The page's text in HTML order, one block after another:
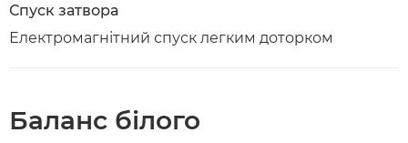
Спуск затвора
Електромагнітний спуск легким доторком
Баланс білого